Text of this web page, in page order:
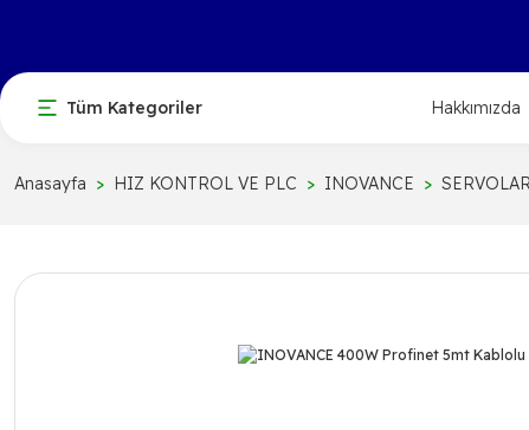
Tüm Kategoriler Hakkımızda
Anasayfa HIZ KONTROL VE PLC INOVANCE SERVOLAR